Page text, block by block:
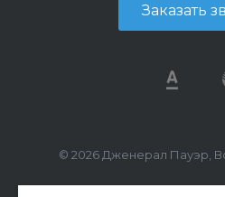
Заказать
© 2026 Дженерал Пауэр,